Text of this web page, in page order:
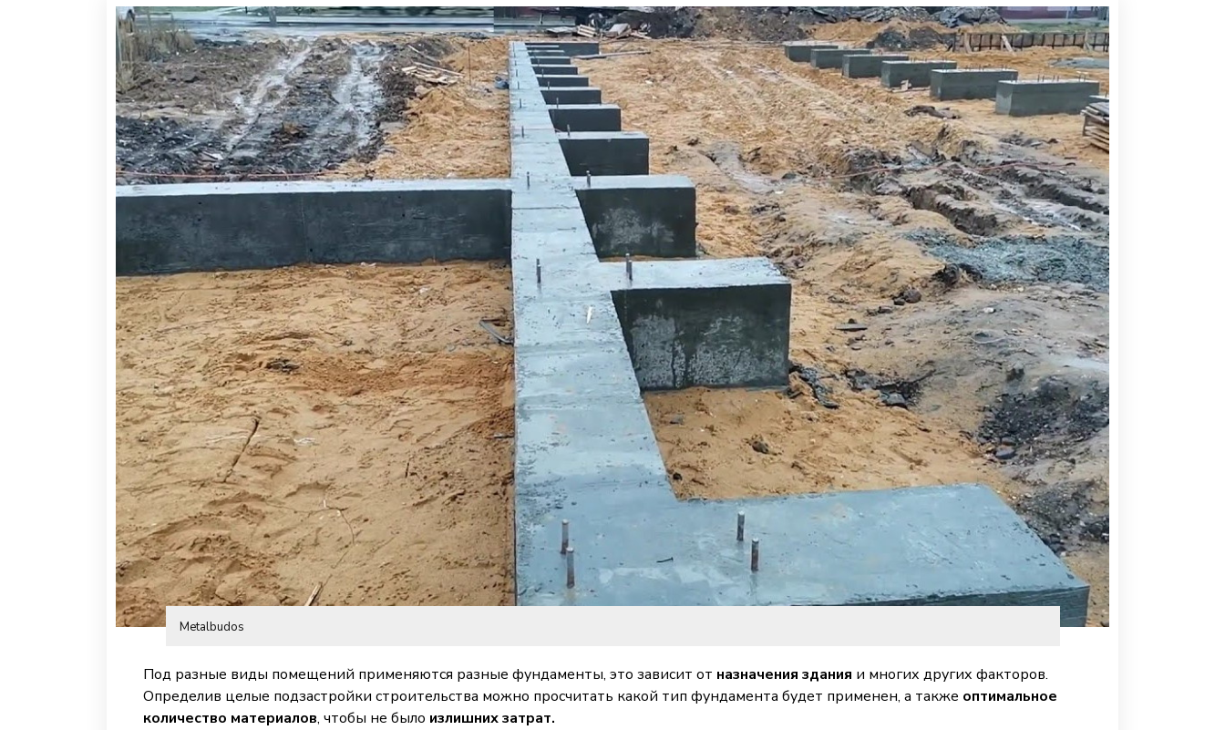
Metalbudos
Под разные виды помещений применяются разные фундаменты, это зависит от назначения здания и многих других факторов.
Определив целые подзастройки строительства можно просчитать какой тип фундамента будет применен, а также оптимальное
количество материалов, чтобы не было излишних затрат.